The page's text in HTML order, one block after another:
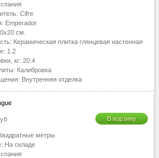
Cifre
Emperador
см.
Керамическая плитка глянцевая настенная
1.2
кг: 20.4
Калибровка
Внутренняя отделка
В корзину
метры
На складе